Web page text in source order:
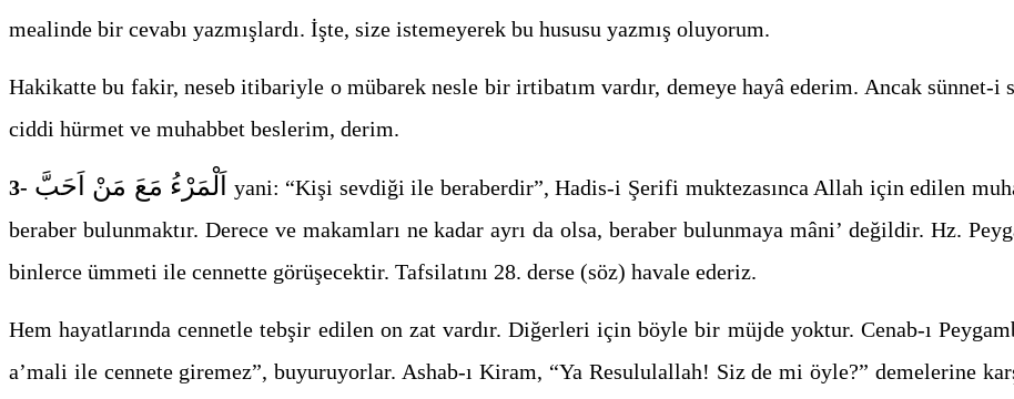
mealinde bir cevabı yazmışlardı. İşte, size istemeyerek bu hususu yazmış oluyorum.
Hakikatte bu fakir, neseb itibariyle o mübarek nesle bir irtibatım vardır, demeye hayâ ederim. Ancak
ciddi hürmet ve muhabbet beslerim, derim.
3- اَلْمَرْءُ مَعَ مَنْ اَحَبَّ
yani: “Kişi sevdiği ile beraberdir”, Hadis-i Şerifi muktezasınca Allah için edilen
beraber bulunmaktır. Derece ve makamları ne kadar ayrı da olsa, beraber bulunmaya mâni’ değildir. Hz.
binlerce ümmeti ile cennette görüşecektir. Tafsilatını 28. derse (söz) havale ederiz.
Hem hayatlarında cennetle tebşir edilen on zat vardır. Diğerleri için böyle bir müjde yoktur. Cenab-ı
a’mali ile cennete giremez”, buyuruyorlar. Ashab-ı Kiram, “Ya Resululallah! Siz de mi öyle?” demelerine